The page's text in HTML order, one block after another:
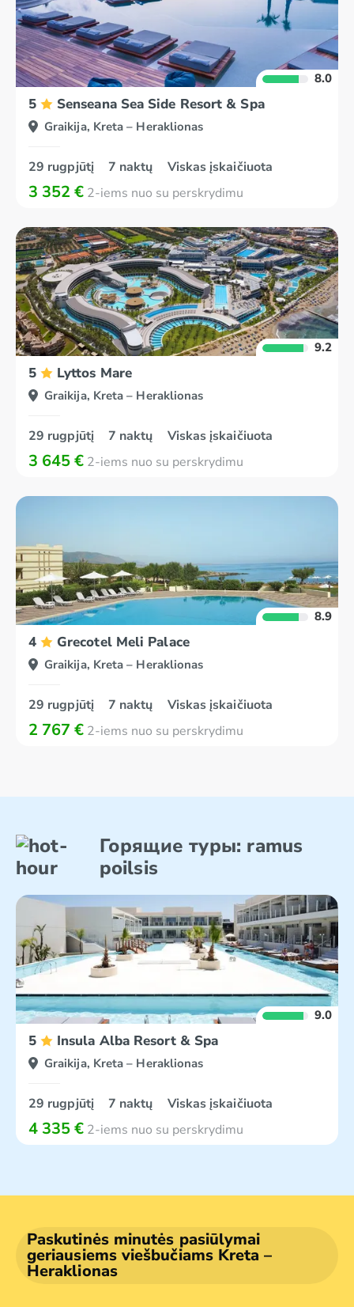
8.0
5 Senseana Sea Side Resort & Spa
Graikija, Kreta – Heraklionas
29 rugpjūtį 7 naktų Viskas įskaičiuota
3 352 € 2-iems nuo su perskrydimu
9.2
5 Lyttos Mare
Graikija, Kreta – Heraklionas
29 rugpjūtį 7 naktų Viskas įskaičiuota
3 645 € 2-iems nuo su perskrydimu
8.9
4 Grecotel Meli Palace
Graikija, Kreta – Heraklionas
29 rugpjūtį 7 naktų Viskas įskaičiuota
2 767 € 2-iems nuo su perskrydimu
Горящие туры: ramus
poilsis
9.0
5 Insula Alba Resort & Spa
Graikija, Kreta – Heraklionas
29 rugpjūtį 7 naktų Viskas įskaičiuota
4 335 € 2-iems nuo su perskrydimu
Paskutinės minutės pasiūlymai
geriausiems viešbučiams Kreta –
Heraklionas